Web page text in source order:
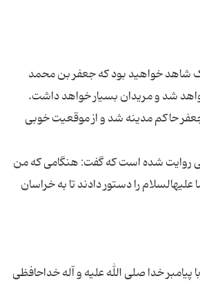
شاهد خواهید بود که جعفر بن محمد
حاکم مدینه شد و از موقعیت خوبی
روایت شده است که گفت: هنگامی که من
علیه‏السلام را دستور دادند تا به خراسان
پیامبر خدا صلی الله علیه و آله خداحافظی